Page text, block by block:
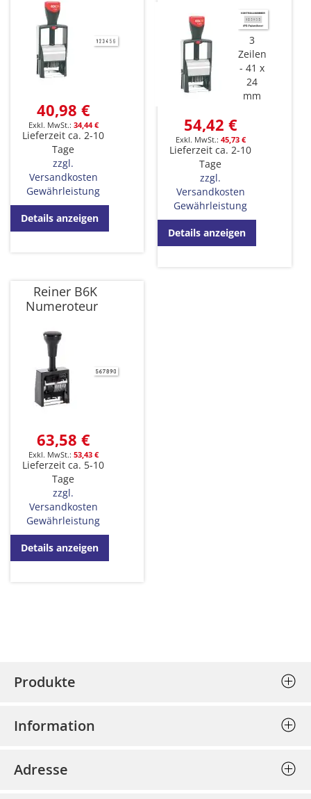
40,98 €
34,44 €
Lieferzeit ca. 2-10
Tage
zzgl.
Versandkosten
Gewährleistung
Details anzeigen
3
Zeilen
41 x
24
mm
54,42 €
45,73 €
Lieferzeit ca. 2-10
Tage
zzgl.
Versandkosten
Gewährleistung
Details anzeigen
Reiner B6K
Numeroteur
63,58 €
53,43 €
Lieferzeit ca. 5-10
Tage
zzgl.
Versandkosten
Gewährleistung
Details anzeigen
Produkte
Textplatten einzeln
Prägepressen
Information
Datenschutz
Adresse